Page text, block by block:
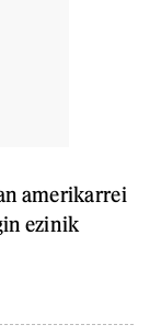
amerikarrei
ezinik